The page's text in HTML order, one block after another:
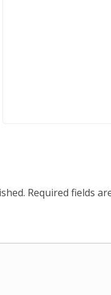
Required fields